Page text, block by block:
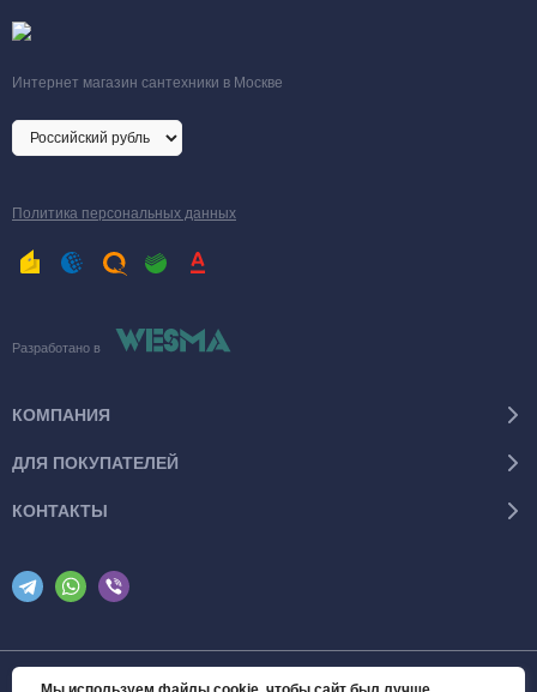
Интернет магазин сантехники в Москве
Политика персональных данных
Разработано в
КОМПАНИЯ
ДЛЯ ПОКУПАТЕЛЕЙ
КОНТАКТЫ